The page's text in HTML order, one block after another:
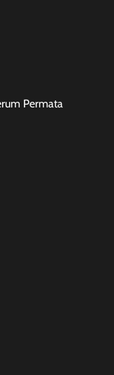
Permata